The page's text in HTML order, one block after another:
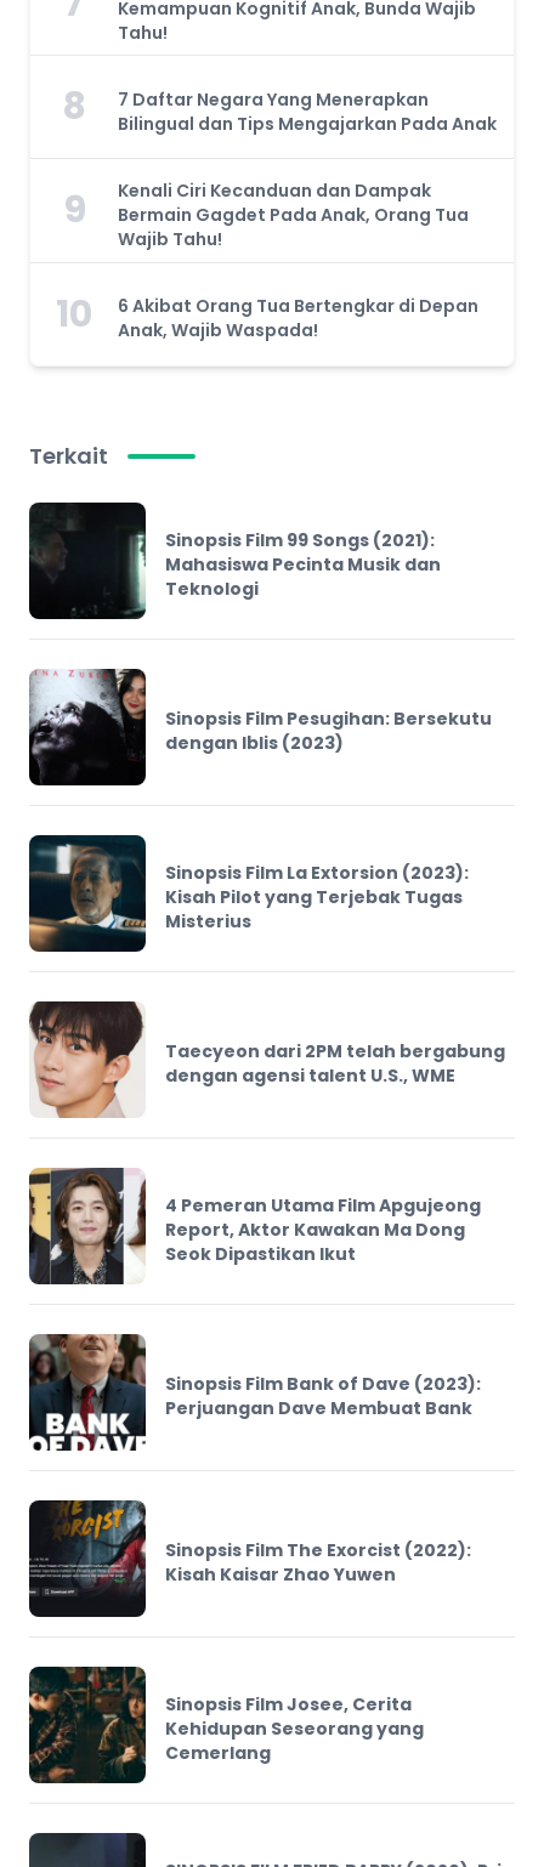
Kemampuan Kognitif Anak, Bunda Wajib
Tahu!
8
7 Daftar Negara Yang Menerapkan
Bilingual dan Tips Mengajarkan Pada Anak
9
Kenali Ciri Kecanduan dan Dampak
Bermain Gagdet Pada Anak, Orang Tua
Wajib Tahu!
10
6 Akibat Orang Tua Bertengkar di Depan
Anak, Wajib Waspada!
Terkait
Sinopsis Film 99 Songs (2021):
Mahasiswa Pecinta Musik dan
Teknologi
Sinopsis Film Pesugihan: Bersekutu
dengan Iblis (2023)
Sinopsis Film La Extorsion (2023):
Kisah Pilot yang Terjebak Tugas
Misterius
Taecyeon dari 2PM telah bergabung
dengan agensi talent U.S., WME
4 Pemeran Utama Film Apgujeong
Report, Aktor Kawakan Ma Dong
Seok Dipastikan Ikut
Sinopsis Film Bank of Dave (2023):
Perjuangan Dave Membuat Bank
Sinopsis Film The Exorcist (2022):
Kisah Kaisar Zhao Yuwen
Sinopsis Film Josee, Cerita
Kehidupan Seseorang yang
Cemerlang